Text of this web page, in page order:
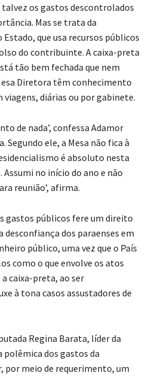
os gastos descontrolados
Mas se trata da
que usa recursos públicos
do contribuinte. A caixa-preta
tão bem fechada que nem
Diretora têm conhecimento
diárias ou por gabinete.
de nada’, confessa Adamor
Segundo ele, a Mesa não fica à
é absoluto nesta
Assumi no início do ano e não
reunião’, afirma.
gastos públicos fere um direito
desconfiança dos paraenses em
público, uma vez que o País
como o que envolve os atos
caixa-preta, ao ser
à tona casos assustadores de
Regina Barata, líder da
polêmica dos gastos da
por meio de requerimento, um